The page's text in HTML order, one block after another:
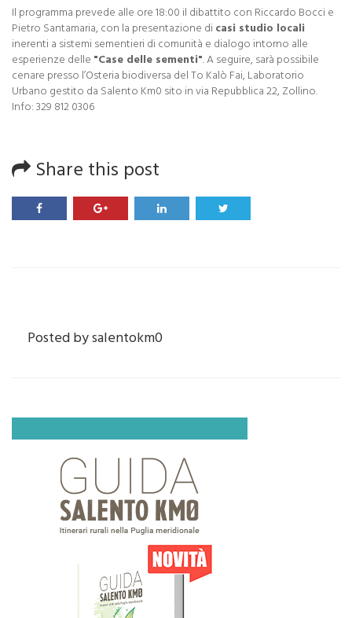
Il programma prevede alle ore 18:00 il dibattito con Riccardo Bocci e
Pietro Santamaria, con la presentazione di casi studio locali
inerenti a sistemi sementieri di comunità e dialogo intorno alle
esperienze delle "Case delle sementi". A seguire, sarà possibile
cenare presso l’Osteria biodiversa del To Kalò Fai, Laboratorio
Urbano gestito da Salento Km0 sito in via Repubblica 22, Zollino.
Info: 329 812 0306
Share this post
Posted bysalentokm0